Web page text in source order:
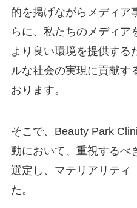
的を掲げながらメディア
らに、私たちのメディア
より良い環境を提供する
ルな社会の実現に貢献す
おります。
そこで、Beauty Park
動において、重視するべ
選定し、マテリアリティ
た。